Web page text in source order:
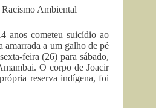
Ambiental
anos cometeu suicídio ao
amarrada a um galho de pé
feira (26) para sábado,
O corpo de Joacir
reserva indígena, foi